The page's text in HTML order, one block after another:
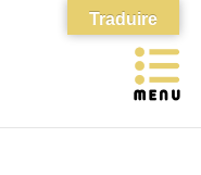
Traduire